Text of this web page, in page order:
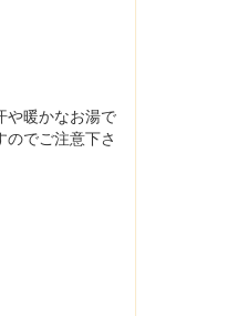
や暖かなお湯で
でご注意下さ